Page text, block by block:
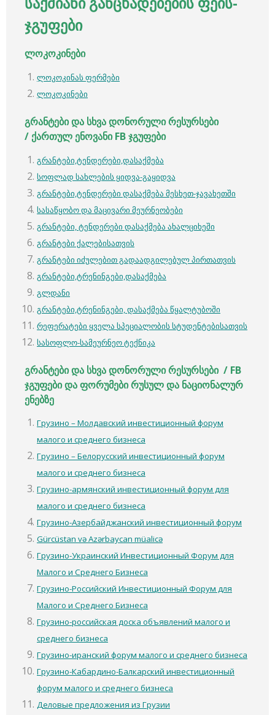
ჯგუფები
ლოკოკინები
ლოკოკინას ფერმები
ლოკოკინები
გრანტებიდა სხვადონორულირესურსები
/ქართულენოვანიFBჯგუფები
გრანტები,ტენდერები,დასაქმება
სოფლად სახლების ყიდვა-გაყიდვა
გრანტები,ტენდერები დასაქმება მესხეთ-ჯავახეთში
სასაწყობო და მაცივარი მეურნეობები
გრანტები, ტენდერები დასაქმება ახალციხეში
გრანტები ქალებისათვის
გრანტები იძულებით გადაადგილებულ პირთათვის
გრანტები,ტრენინგები,დასაქმება
გლდანი
გრანტები,ტრენინგები, დასაქმება წყალტუბოში
რეფერატები ყველა სპეციალობის სტუდენტებისათვის
სასოფლო-სამეურნეო ტექნიკა
გრანტებიდა სხვადონორულირესურსები / FB
ჯგუფებიდაფორუმებირუსულდა ნაციონალურ
ენებზე
Грузино – Молдавский инвестиционный форум
малого и среднего бизнеса
Грузино – Белорусский инвестиционный форум
малого и среднего бизнеса
Грузино-армянский инвестиционный форум для
малого и среднего бизнеса
Грузино-Азербайджанский инвестиционный форум
Gürcüstan və Azərbaycan müalicə
Грузино-Украинский Инвестиционный Форум для
Малого и Среднего Бизнеса
Грузино-Российский Инвестиционный Форум для
Малого и Среднего Бизнеса
Грузино-российская доска объявлений малого и
среднего бизнеса
Грузино-иранский форум малого и среднего бизнеса
Грузино-Кабардино-Балкарский инвестиционный
форум малого и среднего бизнеса
Деловые предложения из Грузии